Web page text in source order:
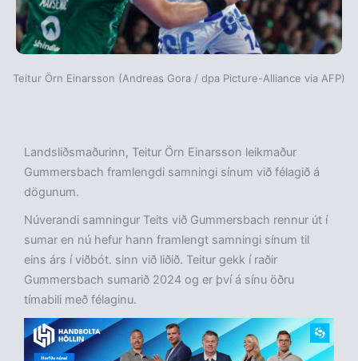
Teitur Örn Einarsson (Andreas Gora / dpa Picture-Alliance via AFP)
Landsliðsmaðurinn, Teitur Örn Einarsson leikmaður
Gummersbach framlengdi samningi sínum við félagið á
dögunum.
Núverandi samningur Teits við Gummersbach rennur út í
sumar en nú hefur hann framlengt samningi sínum til
eins árs í viðbót. sinn við liðið. Teitur gekk í raðir
Gummersbach sumarið 2024 og er því á sínu öðru
tímabili með félaginu.